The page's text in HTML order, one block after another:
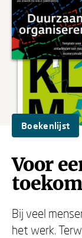
Boekenlijst
Voor
Bij veel
het werk.